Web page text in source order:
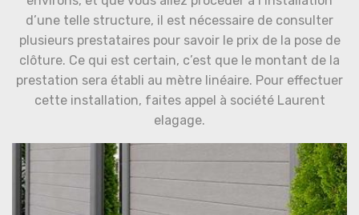
d’une telle structure, il est nécessaire de consulter
plusieurs prestataires pour savoir le prix de la pose de
clôture. Ce qui est certain, c’est que le montant de la
prestation sera établi au mètre linéaire. Pour effectuer
cette installation, faites appel à société Laurent
elagage.